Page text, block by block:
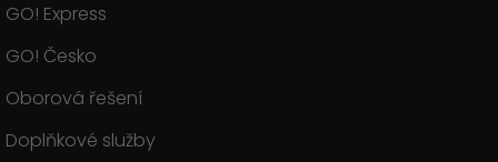
GO! Express
GO! Česko
Oborová řešení
Doplňkové služby